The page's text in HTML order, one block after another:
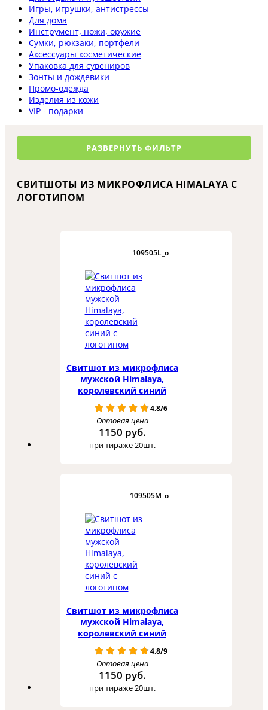
Игры, игрушки, антистрессы
Для дома
Инструмент, ножи, оружие
Сумки, рюкзаки, портфели
Аксессуары косметические
Упаковка для сувениров
Зонты и дождевики
Промо-одежда
Изделия из кожи
VIP - подарки
РАЗВЕРНУТЬ ФИЛЬТР
СВИТШОТЫ ИЗ МИКРОФЛИСА HIMALAYA С
ЛОГОТИПОМ
109505L_o
Свитшот из микрофлиса
мужской Himalaya,
королевский синий
4.8/6
Оптовая цена
1150 руб.
при тираже 20шт.
109505M_o
Свитшот из микрофлиса
мужской Himalaya,
королевский синий
4.8/9
Оптовая цена
1150 руб.
при тираже 20шт.